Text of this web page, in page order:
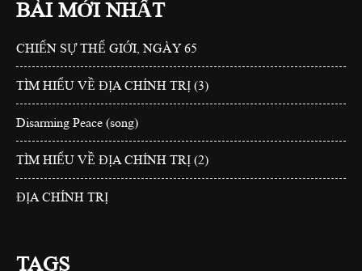
BÀI MỚI NHẤT
CHIẾN SỰ THẾ GIỚI, NGÀY 65
TÌM HIỂU VỀ ĐỊA CHÍNH TRỊ (3)
Disarming Peace (song)
TÌM HIỂU VỀ ĐỊA CHÍNH TRỊ (2)
ĐỊA CHÍNH TRỊ
TAGS